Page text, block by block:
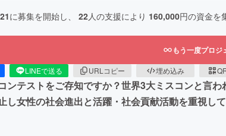
に募集を開始し、 22人の支援により 160,000円の資金を
もう一度プロジ
LINEで送る URLコピー 埋め込み
ンテストをご存知ですか？世界3大ミスコンと言
し女性の社会進出と活躍・社会貢献活動を重視し